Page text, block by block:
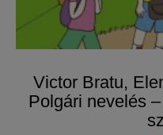
Victor Bratu,
Polgári nevelés